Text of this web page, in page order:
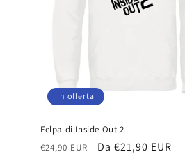
In offerta
Felpa di Inside Out 2
Prezzo
€24,90 EUR
Prezzo
Da €21,90 EUR